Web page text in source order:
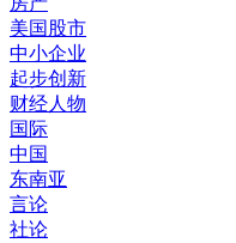
美国股市
中小企业
起步创新
财经人物
国际
中国
东南亚
言论
社论